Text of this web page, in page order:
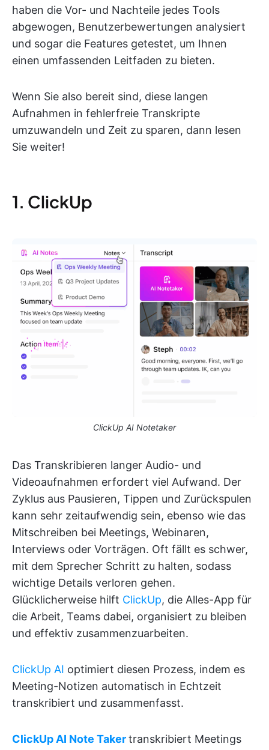
haben die Vor- und Nachteile jedes Tools
abgewogen, Benutzerbewertungen analysiert
und sogar die Features getestet, um Ihnen
einen umfassenden Leitfaden zu bieten.
Wenn Sie also bereit sind, diese langen
Aufnahmen in fehlerfreie Transkripte
umzuwandeln und Zeit zu sparen, dann lesen
Sie weiter!
1. ClickUp
ClickUp AI Notetaker
Das Transkribieren langer Audio- und
Videoaufnahmen erfordert viel Aufwand. Der
Zyklus aus Pausieren, Tippen und Zurückspulen
kann sehr zeitaufwendig sein, ebenso wie das
Mitschreiben bei Meetings, Webinaren,
Interviews oder Vorträgen. Oft fällt es schwer,
mit dem Sprecher Schritt zu halten, sodass
wichtige Details verloren gehen.
Glücklicherweise hilft ClickUp, die Alles-App für
die Arbeit, Teams dabei, organisiert zu bleiben
und effektiv zusammenzuarbeiten.
ClickUp AI optimiert diesen Prozess, indem es
Meeting-Notizen automatisch in Echtzeit
transkribiert und zusammenfasst.
ClickUp AI Note Takertranskribiert Meetings